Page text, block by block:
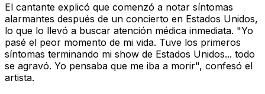
El cantante explicó que comenzó a notar síntomas
alarmantes después de un concierto en Estados Unidos,
lo que lo llevó a buscar atención médica inmediata. "Yo
pasé el peor momento de mi vida. Tuve los primeros
síntomas terminando mi show de Estados Unidos... todo
se agravó. Yo pensaba que me iba a morir", confesó el
artista.